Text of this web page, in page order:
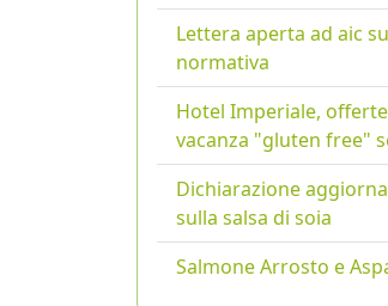
Lettera aperta ad aic
normativa
Hotel Imperiale,
vacanza "gluten free"
Dichiarazione
sulla salsa di soia
Salmone Arrosto e